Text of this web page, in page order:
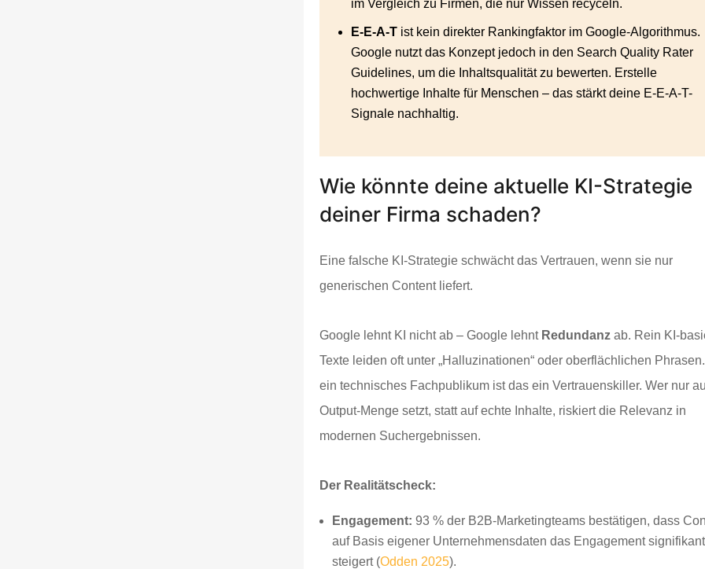
im Vergleich zu Firmen, die nur Wissen recyceln.
E-E-A-T ist kein direkter Rankingfaktor im Google-Algorithmus.
Google nutzt das Konzept jedoch in den Search Quality Rater
Guidelines, um die Inhaltsqualität zu bewerten. Erstelle
hochwertige Inhalte für Menschen – das stärkt deine E-E-A-T-
Signale nachhaltig.
Wie könnte deine aktuelle KI-Strategie
deiner Firma schaden?
Eine falsche KI-Strategie schwächt das Vertrauen, wenn sie nur
generischen Content liefert.
Google lehnt KI nicht ab – Google lehnt Redundanz ab. Rein KI-
Texte leiden oft unter „Halluzinationen“ oder oberflächlichen
ein technisches Fachpublikum ist das ein Vertrauenskiller. Wer nur
Output-Menge setzt, statt auf echte Inhalte, riskiert die Relevanz in
modernen Suchergebnissen.
Der Realitätscheck:
Engagement: 93 % der B2B-Marketingteams bestätigen, dass
auf Basis eigener Unternehmensdaten das Engagement signifikant
steigert (Odden 2025).